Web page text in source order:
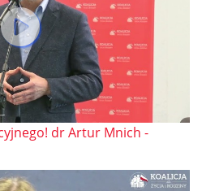
dr Artur Mnich -